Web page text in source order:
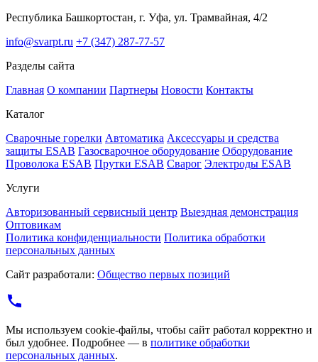
Республика Башкортостан, г. Уфа, ул. Трамвайная, 4/2
info@svarpt.ru +7 (347) 287-77-57
Разделы сайта
Главная О компании Партнеры Новости Контакты
Каталог
Cварочные горелки Автоматика Аксессуары и средства
защиты ESAB Газосварочное оборудование Оборудование
Проволока ESAB Прутки ESAB Сварог Электроды ESAB
Услуги
Авторизованный сервисный центр Выездная демонстрация
Оптовикам
Политика конфиденциальности Политика обработки
персональных данных
Сайт разработали: Общество первых позиций
Мы используем cookie-файлы, чтобы сайт работал корректно и
был удобнее. Подробнее — в политике обработки
персональных данных.